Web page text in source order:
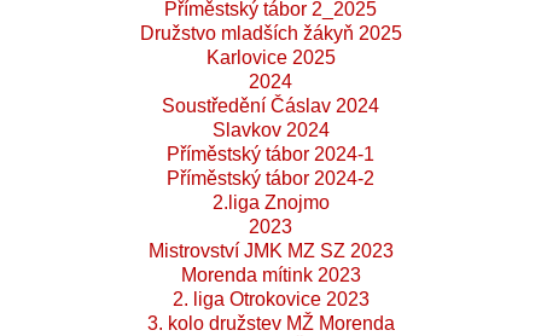
Příměstský tábor 2_2025
Družstvo mladších žákyň 2025
Karlovice 2025
2024
Soustředění Čáslav 2024
Slavkov 2024
Příměstský tábor 2024-1
Příměstský tábor 2024-2
2.liga Znojmo
2023
Mistrovství JMK MZ SZ 2023
Morenda mítink 2023
2. liga Otrokovice 2023
3. kolo družstev MŽ Morenda